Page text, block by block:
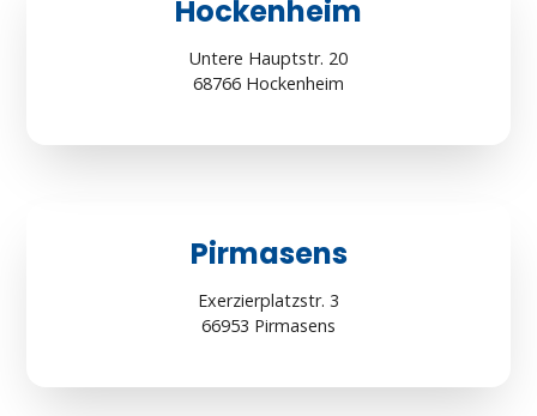
Hockenheim
Untere Hauptstr. 20
68766 Hockenheim
Pirmasens
Exerzierplatzstr. 3
66953 Pirmasens